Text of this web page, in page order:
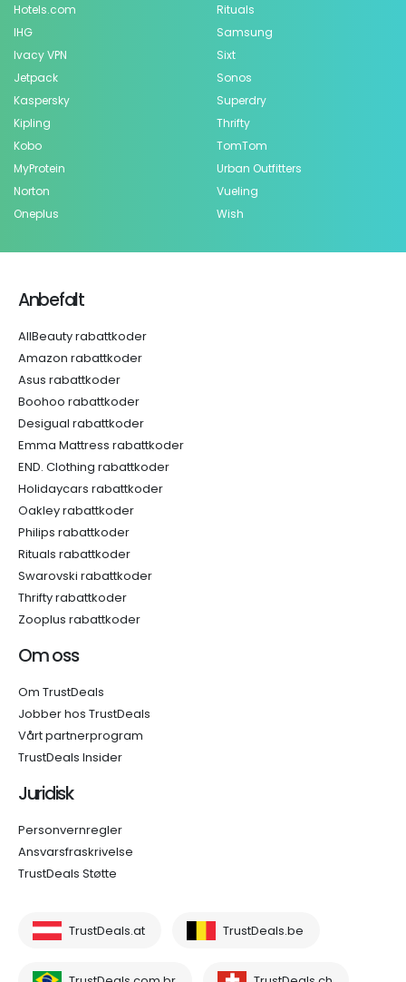
Hotels.com
IHG
Ivacy VPN
Jetpack
Kaspersky
Kipling
Kobo
MyProtein
Norton
Oneplus
Rituals
Samsung
Sixt
Sonos
Superdry
Thrifty
TomTom
Urban Outfitters
Vueling
Wish
Anbefalt
AllBeauty rabattkoder
Amazon rabattkoder
Asus rabattkoder
Boohoo rabattkoder
Desigual rabattkoder
Emma Mattress rabattkoder
END. Clothing rabattkoder
Holidaycars rabattkoder
Oakley rabattkoder
Philips rabattkoder
Rituals rabattkoder
Swarovski rabattkoder
Thrifty rabattkoder
Zooplus rabattkoder
Om oss
Om TrustDeals
Jobber hos TrustDeals
Vårt partnerprogram
TrustDeals Insider
Juridisk
Personvernregler
Ansvarsfraskrivelse
TrustDeals Støtte
TrustDeals.at TrustDeals.be